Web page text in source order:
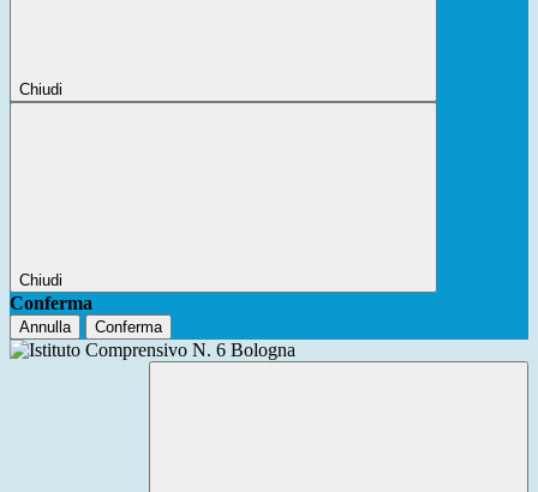
Chiudi
Chiudi
Conferma
Annulla Conferma